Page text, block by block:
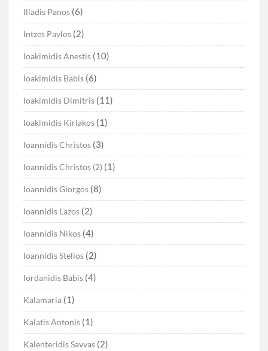
Iliadis Panos (6)
Intzes Pavlos (2)
Ioakimidis Anestis (10)
Ioakimidis Babis (6)
Ioakimidis Dimitris (11)
Ioakimidis Kiriakos (1)
Ioannidis Christos (3)
Ioannidis Christos (2) (1)
Ioannidis Giorgos (8)
Ioannidis Lazos (2)
Ioannidis Nikos (4)
Ioannidis Stelios (2)
Iordanidis Babis (4)
Kalamaria (1)
Kalatis Antonis (1)
Kalenteridis Savvas (2)